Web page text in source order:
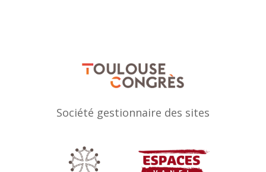
Société gestionnaire des sites